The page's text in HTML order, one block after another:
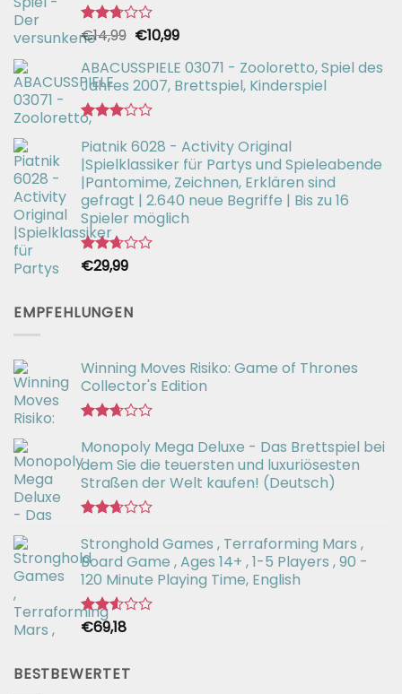
Bewertet
mit
2.71
von 5
€14,99 Ursprünglicher
war:
€14,99
€10,99Aktueller
ist:
€10,99.
ABACUSSPIELE 03071 - Zooloretto, Spiel des
Jahres 2007, Brettspiel, Kinderspiel
mit
3.02
von 5
Piatnik 6028 - Activity Original
|Spielklassiker für Partys und Spieleabende
|Pantomime, Zeichnen, Erklären sind
gefragt | 2.640 neue Begriffe | Bis zu 16
Spieler möglich
Bewertet
von 5
€29,99
EMPFEHLUNGEN
Winning Moves Risiko: Game of Thrones
Collector's Edition
mit
2.66
von 5
Monopoly Mega Deluxe - Das Brettspiel bei
dem Sie die teuersten und luxuriösesten
Straßen der Welt kaufen! (Deutsch)
mit
2.64
von 5
Stronghold Games , Terraforming Mars ,
Board Game , Ages 14+ , 1-5 Players , 90 -
120 Minute Playing Time, English
Bewertet
von 5
€69,18
BESTBEWERTET